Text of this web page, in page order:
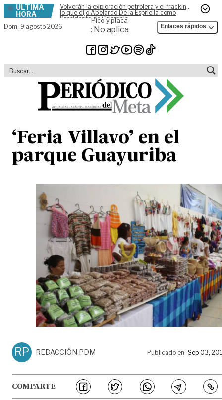
Skip to content
ÚLTIMA
HORA
Volverán la exploración petrolera y el fracking,
lo que dijo Abelardo De la Espriella como
Presidente de Colombia
Dom, 9 agosto 2026
Pico y placa
: No aplica Enlaces rápidos
‘Feria Villavo’ en el
parque Guayuriba
RP REDACCIÓN PDM Publicado en Sep 03,
COMPARTE